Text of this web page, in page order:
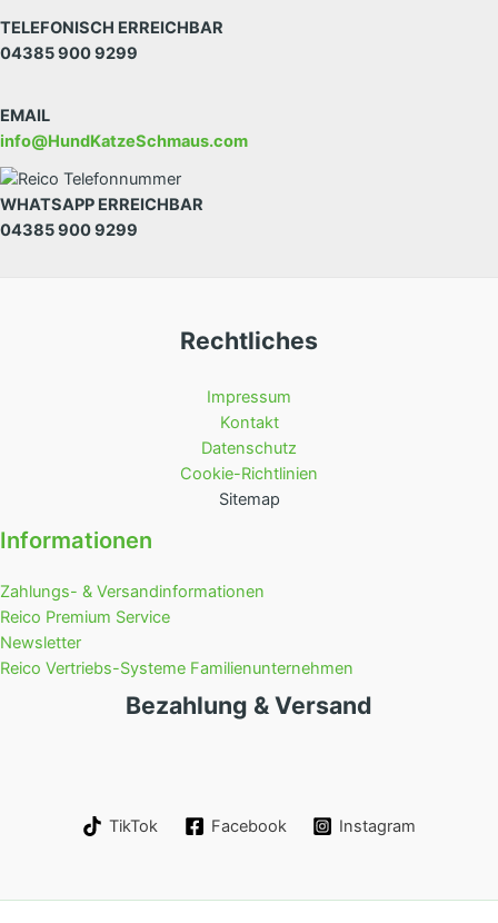
TELEFONISCH ERREICHBAR
04385 900 9299
EMAIL
info@HundKatzeSchmaus.com
WHATSAPP ERREICHBAR
04385 900 9299
Rechtliches
Impressum
Kontakt
Datenschutz
Cookie-Richtlinien
Sitemap
Informationen
Zahlungs- & Versandinformationen
Reico Premium Service
Newsletter
Reico Vertriebs-Systeme Familienunternehmen
Bezahlung & Versand
TikTok Facebook Instagram